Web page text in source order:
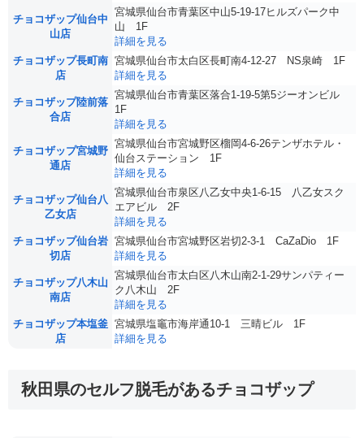
チョコザップ仙台中
山店
宮城県仙台市青葉区中山5-19-17ヒルズパーク中
山 1F
詳細を見る
チョコザップ長町南
店
宮城県仙台市太白区長町南4-12-27 NS泉崎 1F
詳細を見る
チョコザップ陸前落
合店
宮城県仙台市青葉区落合1-19-5第5ジーオンビル
1F
詳細を見る
チョコザップ宮城野
通店
宮城県仙台市宮城野区榴岡4-6-26テンザホテル・
仙台ステーション 1F
詳細を見る
チョコザップ仙台八
乙女店
宮城県仙台市泉区八乙女中央1-6-15 八乙女スク
エアビル 2F
詳細を見る
チョコザップ仙台岩
切店
宮城県仙台市宮城野区岩切2-3-1 CaZaDio 1F
詳細を見る
チョコザップ八木山
南店
宮城県仙台市太白区八木山南2-1-29サンパティー
ク八木山 2F
詳細を見る
チョコザップ本塩釜
店
宮城県塩竈市海岸通10-1 三晴ビル 1F
詳細を見る
秋田県のセルフ脱毛があるチョコザップ